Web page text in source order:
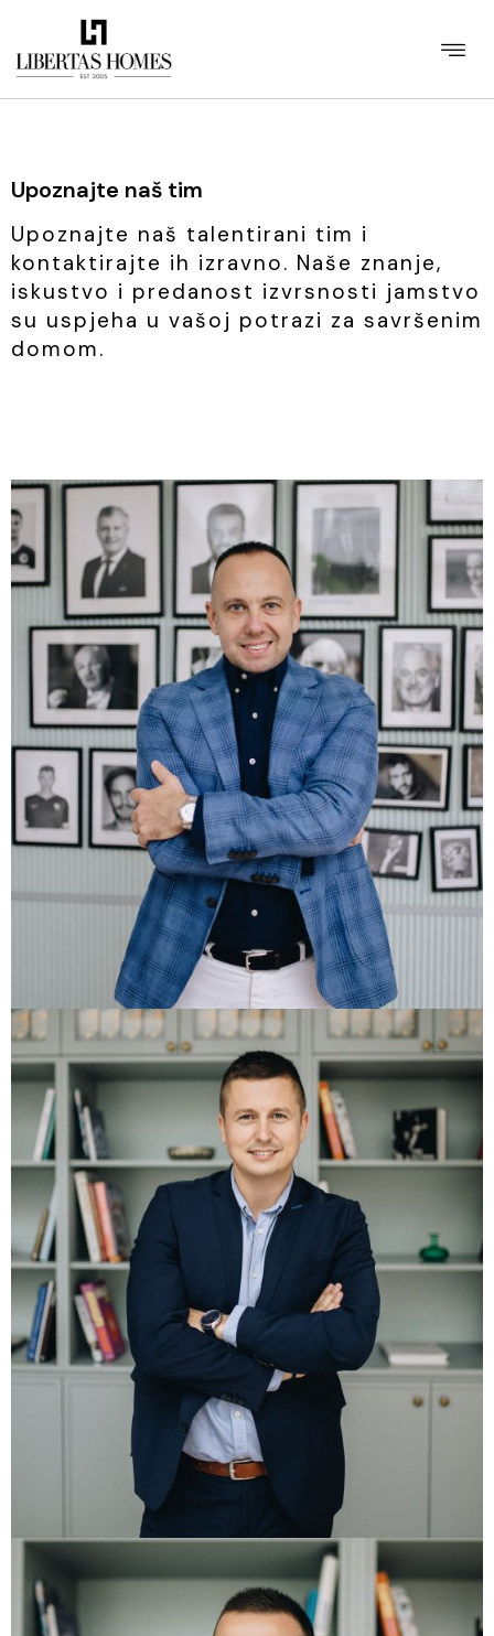
Upoznajte naš tim
Upoznajte naš talentirani tim i
kontaktirajte ih izravno. Naše znanje,
iskustvo i predanost izvrsnosti jamstvo
su uspjeha u vašoj potrazi za savršenim
domom.
Osnivač/ Generalni direktor
+385 99 2102 552
+385 20 356 020
goran@libertas-homes.hr
Direktor prodaje
+385 99 2102 552
+385 20 356 020
mihael@libertas-homes.hr